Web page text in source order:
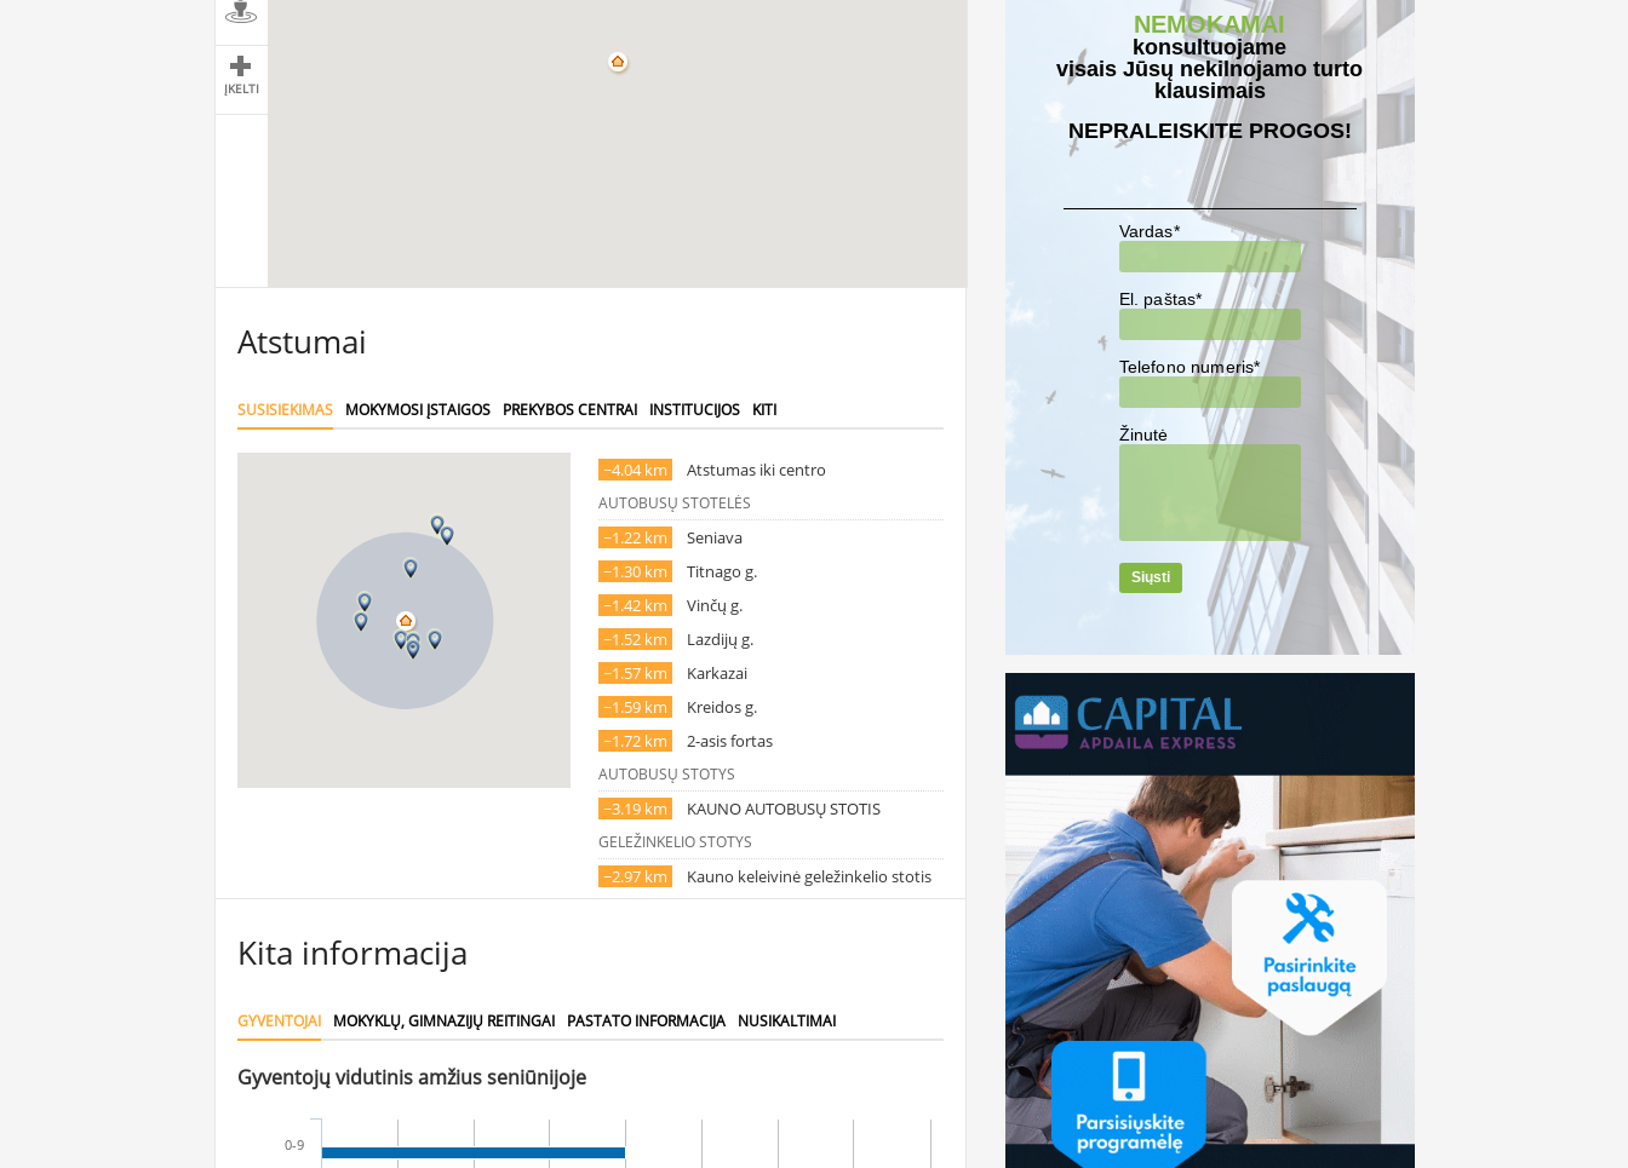
ĮKELTI
Atstumai
SUSISIEKIMAS MOKYMOSI ĮSTAIGOS PREKYBOS CENTRAI INSTITUCIJOS KITI
~4.04 km Atstumas iki centro
AUTOBUSŲ STOTELĖS
~1.22 km
Seniava
~1.30 km
Titnago g.
~1.42 km
Vinčų g.
~1.52 km
Lazdijų g.
~1.57 km
Karkazai
~1.59 km
Kreidos g.
~1.72 km
2-asis fortas
AUTOBUSŲ STOTYS
~3.19 km KAUNO AUTOBUSŲ STOTIS
GELEŽINKELIO STOTYS
~2.97 km Kauno keleivinė geležinkelio stotis
Kita informacija
GYVENTOJAI MOKYKLŲ, GIMNAZIJŲ REITINGAI PASTATO INFORMACIJA NUSIKALTIMAI
Gyventojų vidutinis amžius seniūnijoje
0-9
NEMOKAMAI
konsultuojame
visais Jūsų nekilnojamo turto
klausimais
NEPRALEISKITE PROGOS!
Vardas*
El. paštas*
Telefono numeris*
Žinutė
Siųsti